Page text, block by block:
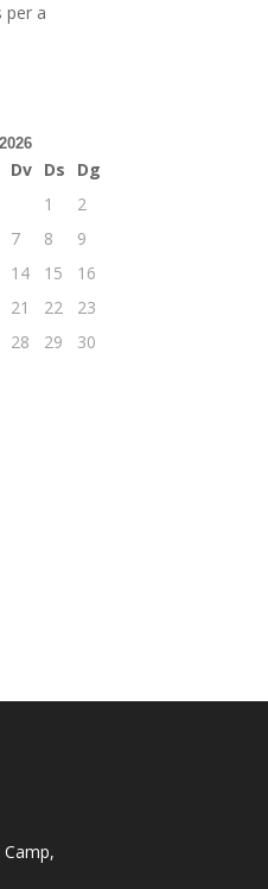
per a
Dv Ds
Dg
1
2
7 8
9
14 15
16
21 22
23
28 29
30